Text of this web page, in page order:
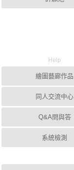
Help
繪圖藝廊作品
同人交流中心
Q&A問與答
系統檢測